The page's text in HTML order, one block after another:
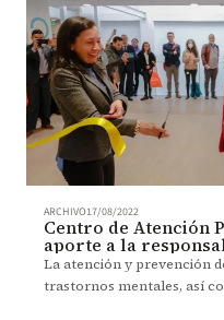
ARCHIVO17/08/2022
Centro de Atención
aporte a la
país
La atención y prevención
trastornos mentales, así